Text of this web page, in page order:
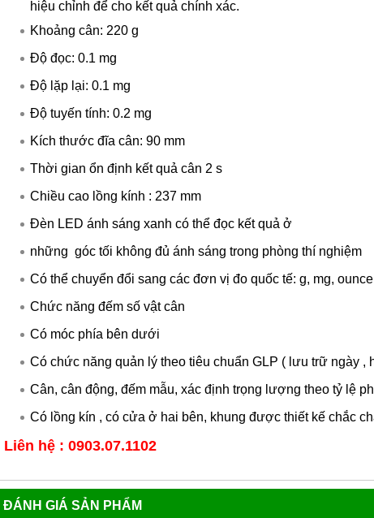
hiệu chỉnh để cho kết quả chính xác.
Khoảng cân: 220 g
Độ đọc: 0.1 mg
Độ lặp lại: 0.1 mg
Độ tuyến tính: 0.2 mg
Kích thước đĩa cân: 90 mm
Thời gian ổn định kết quả cân 2 s
Chiều cao lồng kính : 237 mm
Đèn LED ánh sáng xanh có thể đọc kết quả ở
những góc tối không đủ ánh sáng trong phòng thí nghiệm
Có thể chuyển đổi sang các đơn vị đo quốc tế: g, mg,
Chức năng đếm số vật cân
Có móc phía bên dưới
Có chức năng quản lý theo tiêu chuẩn GLP ( lưu trữ ngày ,
Cân, cân động, đếm mẫu, xác định trọng lượng theo tỷ lệ
Có lồng kín , có cửa ở hai bên, khung được thiết kế chắc
Liên hệ : 0903.07.1102
ĐÁNH GIÁ SẢN PHẨM